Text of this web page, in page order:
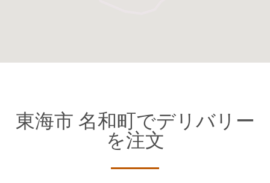
東海市 名和町でデリバリー
を注文